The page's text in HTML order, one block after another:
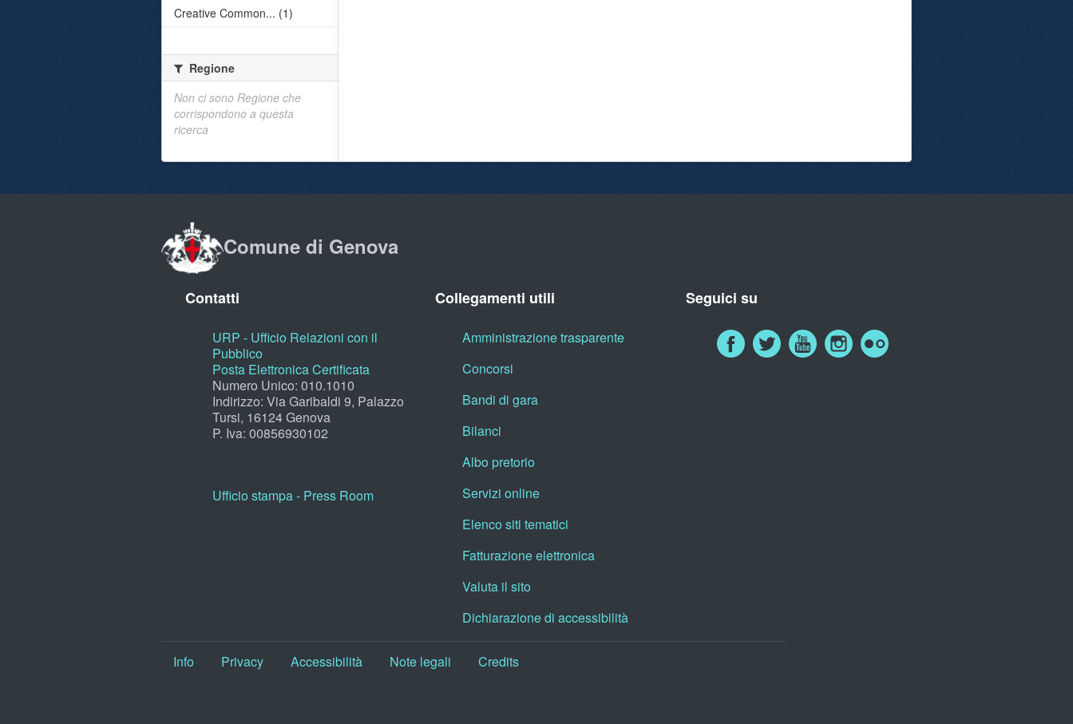
Creative Common... (1)
Regione
Non ci sono Regione che
corrispondono a questa
ricerca
Comune di Genova
Contatti
URP - Ufficio Relazioni con il
Pubblico
Posta Elettronica Certificata
Numero Unico: 010.1010
Indirizzo: Via Garibaldi 9, Palazzo
Tursi, 16124 Genova
P. Iva: 00856930102
Ufficio stampa - Press Room
Collegamenti utili
Amministrazione trasparente
Concorsi
Bandi di gara
Bilanci
Albo pretorio
Servizi online
Elenco siti tematici
Fatturazione elettronica
Valuta il sito
Dichiarazione di accessibilità
Seguici su
Info Privacy Accessibilità Note legali Credits